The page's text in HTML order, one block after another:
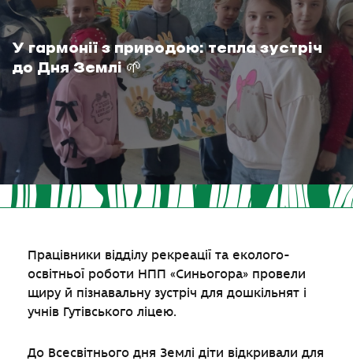
У гармонії з природою: тепла зустріч
до Дня Землі 🌱
Працівники відділу рекреації та еколого-
освітньої роботи НПП «Синьогора» провели
щиру й пізнавальну зустріч для дошкільнят і
учнів Гутівського ліцею.
До Всесвітнього дня Землі діти відкривали для